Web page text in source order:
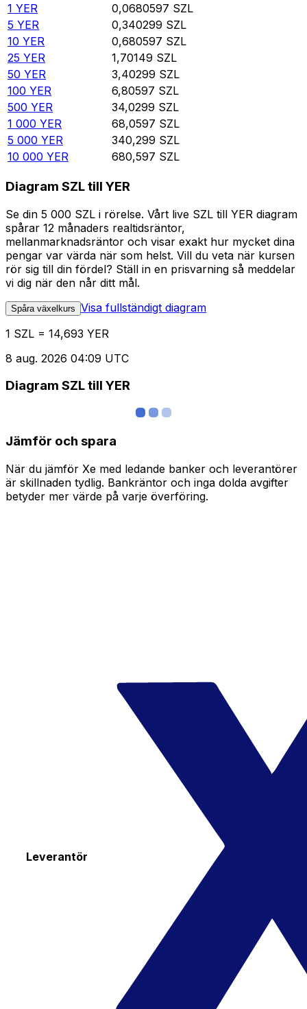
1 YER 0,0680597 SZL
5 YER 0,340299 SZL
10 YER 0,680597 SZL
25 YER 1,70149 SZL
50 YER 3,40299 SZL
100 YER 6,80597 SZL
500 YER 34,0299 SZL
1 000 YER 68,0597 SZL
5 000 YER 340,299 SZL
10 000 YER 680,597 SZL
Diagram SZL till YER
Se din 5 000 SZL i rörelse. Vårt live SZL till YER diagram
spårar 12 månaders realtidsräntor,
mellanmarknadsräntor och visar exakt hur mycket dina
pengar var värda när som helst. Vill du veta när kursen
rör sig till din fördel? Ställ in en prisvarning så meddelar
vi dig när den når ditt mål.
Spåra växelkurs Visa fullständigt diagram
1 SZL = 14,693 YER
8 aug. 2026 04:09 UTC
Diagram SZL till YER
Jämför och spara
När du jämför Xe med ledande banker och leverantörer
är skillnaden tydlig. Bankräntor och inga dolda avgifter
betyder mer värde på varje överföring.
Leverantör